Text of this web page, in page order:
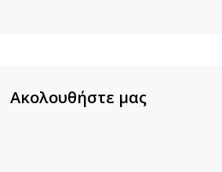
Ακολουθήστε μας